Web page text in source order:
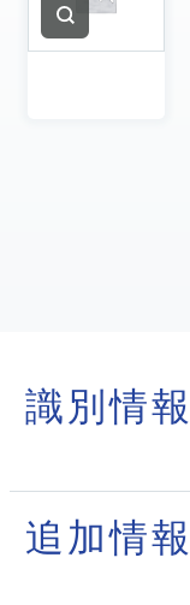
製品検索
見積発行
識別情報
追加情報